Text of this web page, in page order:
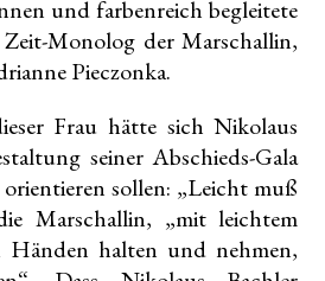
und farbenreich begleitete
Monolog der Marschallin,
Pieczonka.
Frau hätte sich Nikolaus
seiner Abschieds-Gala
sollen: „Leicht muß
Marschallin, „mit leichtem
halten und nehmen,